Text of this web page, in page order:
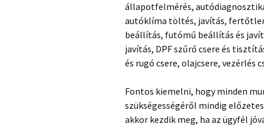
állapotfelmérés,
autóklíma töltés, javítás,
beállítás, futómű beállítás és
javítás, DPF szűrő csere és
és rugó csere, olajcsere, vezérlés
Fontos kiemelni, hogy minden
szükségességéről mindig
akkor kezdik meg, ha az ügyfél